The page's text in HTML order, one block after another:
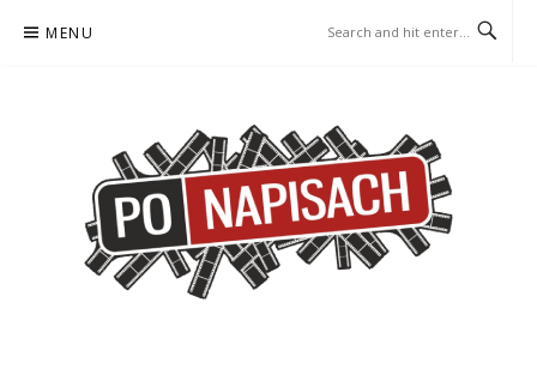
MENU